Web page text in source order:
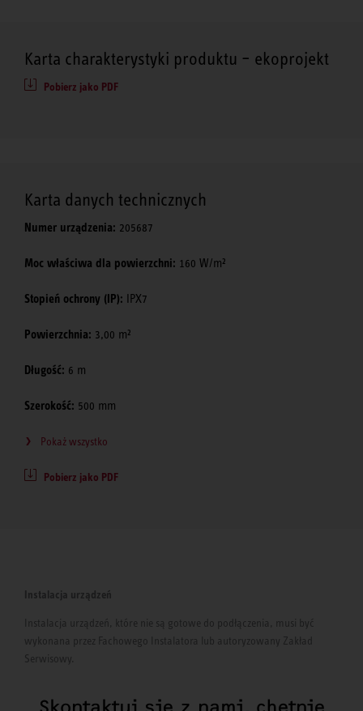
Karta charakterystyki produktu – ekoprojekt
Pobierz jako PDF
Karta danych technicznych
Numer urządzenia: 205687
Moc właściwa dla powierzchni: 160 W/m²
Stopień ochrony (IP): IPX7
Powierzchnia: 3,00 m²
Długość: 6 m
Szerokość: 500 mm
Pokaż wszystko
Pobierz jako PDF
Instalacja urządzeń
Instalacja urządzeń, które nie są gotowe do podłączenia, musi być
wykonana przez Fachowego Instalatora lub autoryzowany Zakład
Serwisowy.